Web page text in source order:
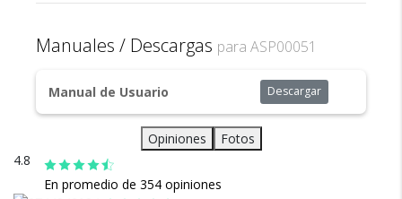
nivel de ruido 84 dB, asegura durabilidad, resistencia y
comodidad en su uso prolongado.
Comodidad y practicidad:
Cuenta con almacenamiento para cables y accesorios,
además de protección total contra agua, ofreciendo
seguridad y fácil organización.
Capacidad de Polvo: 15L
Absorción de Polvo del Filtro de Tela: 12L
Vida útil (H): &ge300
Especificación del motor: 220V-1200W-50HZ
1x Base.
Manuales / Descargas para ASP00051
Manual de Usuario Descargar
Opiniones
Fotos
4.8
En promedio de 354 opiniones
cuentan con seguro total.